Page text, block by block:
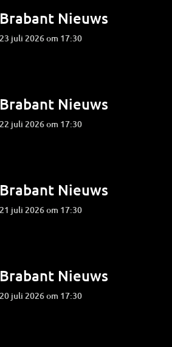
Brabant Nieuws
23 juli 2026 om 17:30
Brabant Nieuws
22 juli 2026 om 17:30
Brabant Nieuws
21 juli 2026 om 17:30
Brabant Nieuws
20 juli 2026 om 17:30